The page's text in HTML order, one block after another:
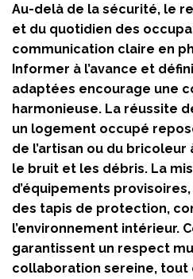
Au-delà de la sécurité, le
et du quotidien des
communication claire en
Informer à l’avance et
adaptées encourage une
harmonieuse. La réussite
un logement occupé
de l’artisan ou du
le bruit et les débris. La
d’équipements
des tapis de protection,
l’environnement intérieur.
garantissent un respect
collaboration sereine, tout